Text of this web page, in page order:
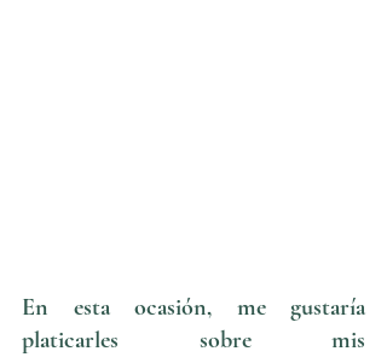
En esta ocasión, me gustaría
platicarles sobre mis